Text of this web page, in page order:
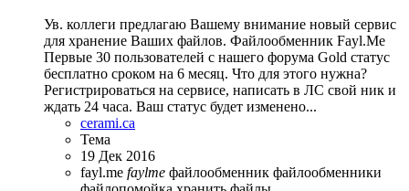
Ув. коллеги предлагаю Вашему внимание новый сервис
для хранение Ваших файлов. Файлообменник Fayl.Me
Первые 30 пользователей с нашего форума Gold статус
бесплатно сроком на 6 месяц. Что для этого нужна?
Регистрироваться на сервисе, написать в ЛС свой ник и
ждать 24 часа. Ваш статус будет изменено...
cerami.ca
Тема
19 Дек 2016
fayl.me faylme файлообменник файлообменники